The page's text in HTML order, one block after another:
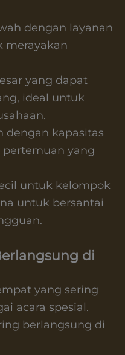
dengan layanan
merayakan
yang dapat
ideal untuk
dengan kapasitas
yang
untuk kelompok
untuk bersantai
di
yang sering
acara spesial.
berlangsung di